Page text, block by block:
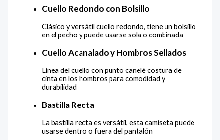
Cuello Redondo con Bolsillo
Clásico y versátil cuello redondo, tiene un bolsillo
en el pecho y puede usarse sola o combinada
Cuello Acanalado y Hombros Sellados
Línea del cuello con punto canelé costura de
cinta en los hombros para comodidad y
durabilidad
Bastilla Recta
La bastilla recta es versátil, esta camiseta puede
usarse dentro o fuera del pantalón